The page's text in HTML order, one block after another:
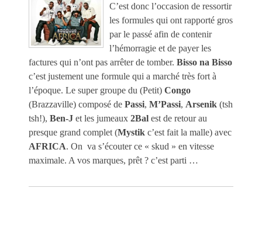
C’est donc l’occasion de ressortir
les formules qui ont rapporté gros
par le passé afin de contenir
l’hémorragie et de payer les
factures qui n’ont pas arrêter de tomber. Bisso na Bisso
c’est justement une formule qui a marché très fort à
l’époque. Le super groupe du (Petit) Congo
(Brazzaville) composé de Passi, M’Passi, Arsenik (tsh
tsh!), Ben-J et les jumeaux 2Bal est de retour au
presque grand complet (Mystik c’est fait la malle) avec
AFRICA. On va s’écouter ce « skud » en vitesse
maximale. A vos marques, prêt ? c’est parti …